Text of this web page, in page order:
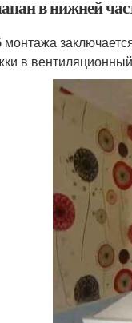
в нижней
в